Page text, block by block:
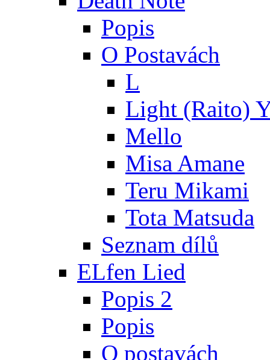
Popis
O Postavách
L
Light (Raito)
Mello
Misa Amane
Teru Mikami
Tota Matsuda
Seznam dílů
ELfen Lied
Popis 2
Popis
O postavách